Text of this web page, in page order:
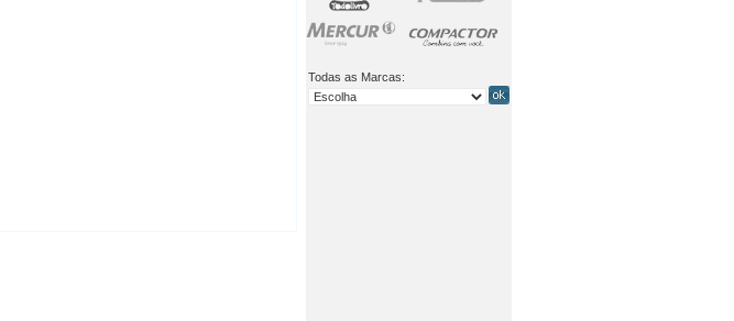
Todas as Marcas: